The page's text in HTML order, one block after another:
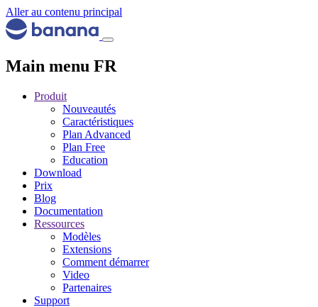
Aller au contenu principal
Main menu FR
Produit
Nouveautés
Caractéristiques
Plan Advanced
Plan Free
Education
Download
Prix
Blog
Documentation
Ressources
Modèles
Extensions
Comment démarrer
Video
Partenaires
Support